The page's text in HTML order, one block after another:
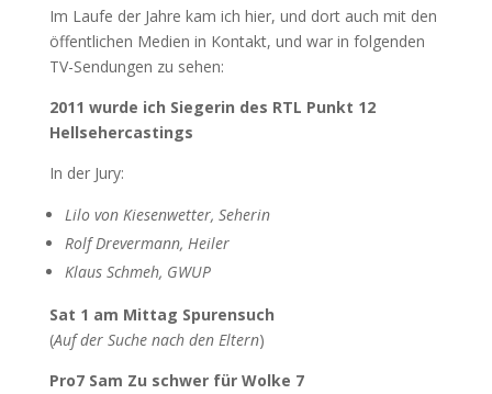
Im Laufe der Jahre kam ich hier, und dort auch mit den
öffentlichen Medien in Kontakt, und war in folgenden
TV-Sendungen zu sehen:
2011 wurde ich Siegerin des RTL Punkt 12
Hellsehercastings
In der Jury:
Lilo von Kiesenwetter, Seherin
Rolf Drevermann, Heiler
Klaus Schmeh, GWUP
Sat 1 am Mittag Spurensuch
(Auf der Suche nach den Eltern)
Pro7 Sam Zu schwer für Wolke 7